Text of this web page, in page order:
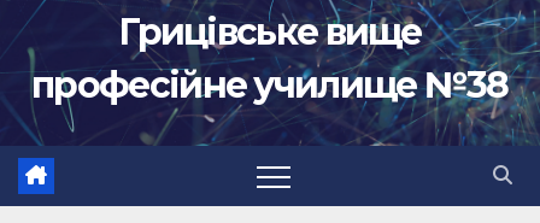
Грицівське вище
професійне училище №38